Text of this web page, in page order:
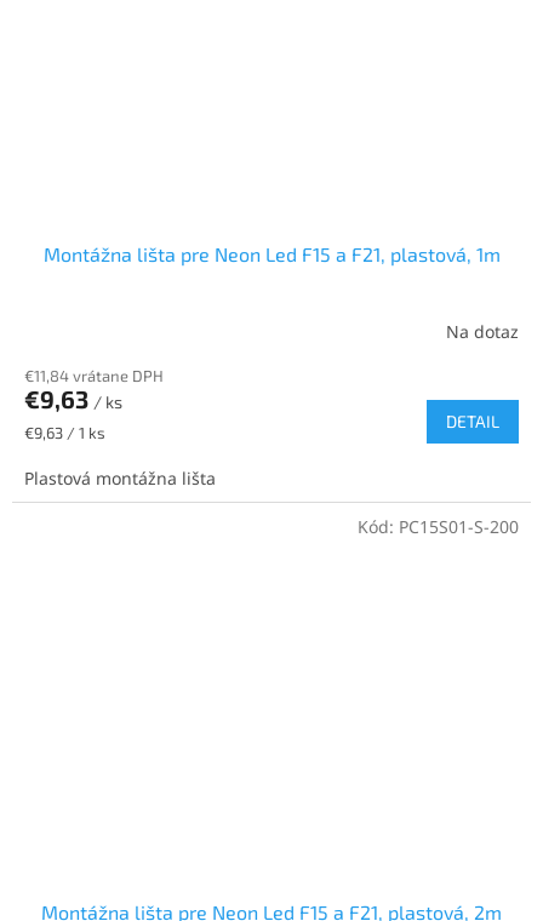
Montážna lišta pre Neon Led F15 a F21, plastová, 1m
Na dotaz
€11,84 vrátane DPH
€9,63 / ks
Jednotková
€9,63 / 1 ks
DETAIL
Plastová montážna lišta
Montážna lišta pre Neon Led F15 a F21, plastová, 2m
Kód: PC15S01-S-200